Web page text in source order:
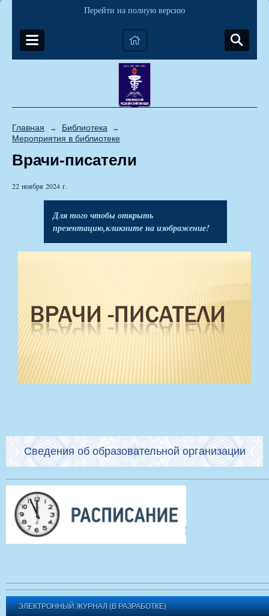
Перейти на полную версию
Главная → Библиотека →
Мероприятия в библиотеке
Врачи-писатели
22 ноября 2024 г.
Для того чтобы открыть
презентацию,кликните на изображение!
Сведения об образовательной организации
ЭЛЕКТРОННЫЙ ЖУРНАЛ (В РАЗРАБОТКЕ)